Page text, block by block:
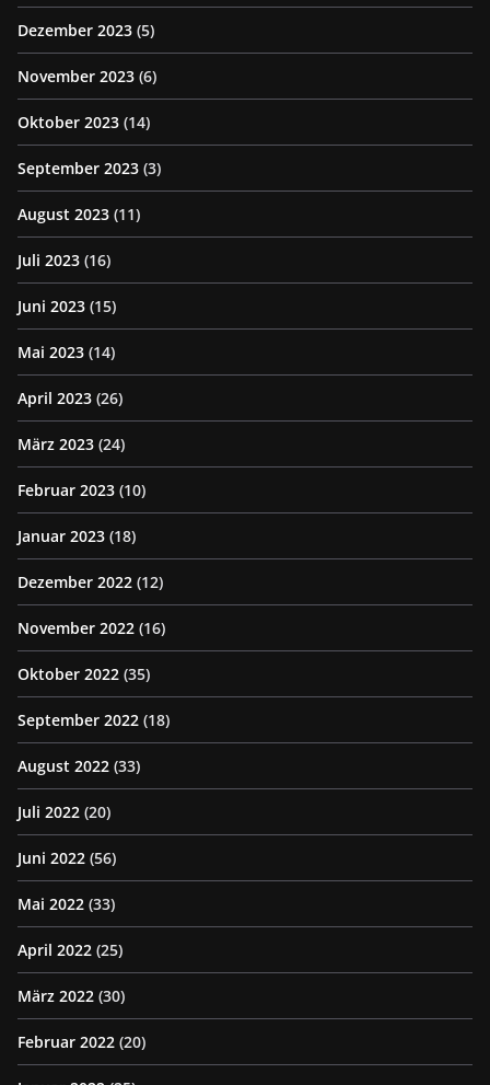
Dezember 2023 (5)
November 2023 (6)
Oktober 2023 (14)
September 2023 (3)
August 2023 (11)
Juli 2023 (16)
Juni 2023 (15)
Mai 2023 (14)
April 2023 (26)
März 2023 (24)
Februar 2023 (10)
Januar 2023 (18)
Dezember 2022 (12)
November 2022 (16)
Oktober 2022 (35)
September 2022 (18)
August 2022 (33)
Juli 2022 (20)
Juni 2022 (56)
Mai 2022 (33)
April 2022 (25)
März 2022 (30)
Februar 2022 (20)